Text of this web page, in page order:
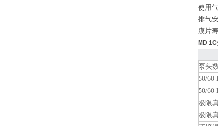
使用
排气
膜片
MD
泵头
50/60
50/60
极限
极限